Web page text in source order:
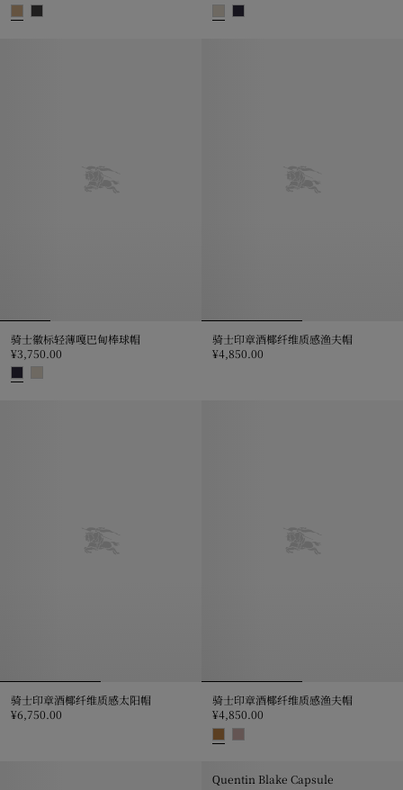
骑士徽标轻薄嘎巴甸棒球帽
¥3,750.00
骑士印章酒椰纤维质感渔夫帽
¥4,850.00
骑士印章酒椰纤维质感太阳帽
¥6,750.00
骑士印章酒椰纤维质感太阳帽, ¥6,750.00
骑士印章酒椰纤维质感渔夫帽
¥4,850.00
Quentin Blake Capsule